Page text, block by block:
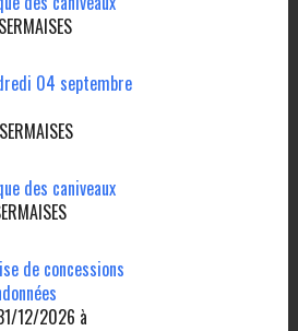
04 septembre
des caniveaux
de concessions
12/2026 à